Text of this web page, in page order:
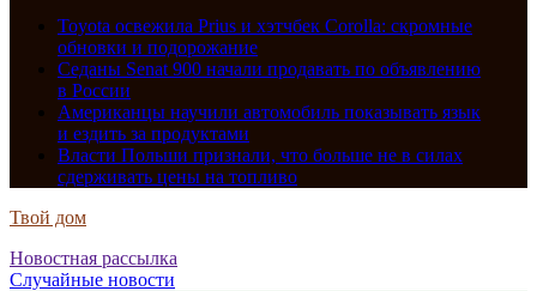
Toyota освежила Prius и хэтчбек Corolla: скромные
обновки и подорожание
Седаны Senat 900 начали продавать по объявлению
в России
Американцы научили автомобиль показывать язык
и ездить за продуктами
Власти Польши признали, что больше не в силах
сдерживать цены на топливо
Твой дом
Новостная рассылка
Случайные новости